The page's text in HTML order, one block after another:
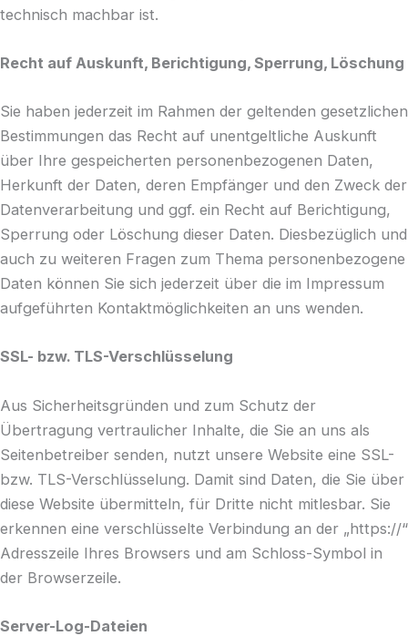
technisch machbar ist.
Recht auf Auskunft, Berichtigung, Sperrung, Löschung
Sie haben jederzeit im Rahmen der geltenden gesetzlichen
Bestimmungen das Recht auf unentgeltliche Auskunft
über Ihre gespeicherten personenbezogenen Daten,
Herkunft der Daten, deren Empfänger und den Zweck der
Datenverarbeitung und ggf. ein Recht auf Berichtigung,
Sperrung oder Löschung dieser Daten. Diesbezüglich und
auch zu weiteren Fragen zum Thema personenbezogene
Daten können Sie sich jederzeit über die im Impressum
aufgeführten Kontaktmöglichkeiten an uns wenden.
SSL- bzw. TLS-Verschlüsselung
Aus Sicherheitsgründen und zum Schutz der
Übertragung vertraulicher Inhalte, die Sie an uns als
Seitenbetreiber senden, nutzt unsere Website eine SSL-
bzw. TLS-Verschlüsselung. Damit sind Daten, die Sie über
diese Website übermitteln, für Dritte nicht mitlesbar. Sie
erkennen eine verschlüsselte Verbindung an der „https://“
Adresszeile Ihres Browsers und am Schloss-Symbol in
der Browserzeile.
Server-Log-Dateien